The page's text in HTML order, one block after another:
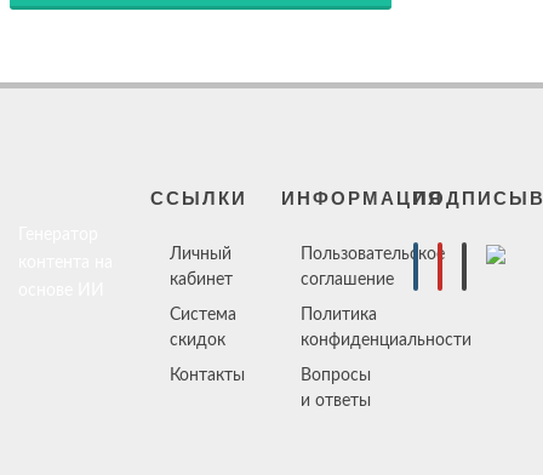
ССЫЛКИ
Личный
кабинет
Система
скидок
Контакты
ИНФОРМАЦИЯ
Пользовательское
соглашение
Политика
конфиденциальности
Вопросы
и ответы